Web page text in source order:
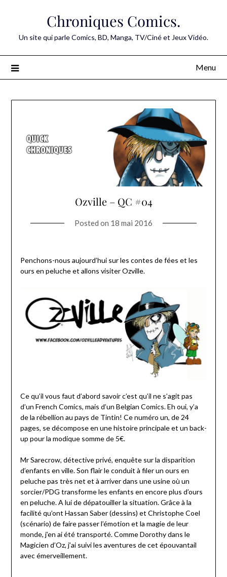
Chroniques Comics.
Un site qui parle Comics, BD, Manga, TV/Ciné et Jeux Vidéo.
Menu
Ozville – QC #04
Posted on 18 mai 2016
Penchons-nous aujourd’hui sur les contes de fées et les
ours en peluche et allons visiter Ozville.
Ce qu’il vous faut d’abord savoir c’est qu’il ne s’agit pas
d’un French Comics, mais d’un Belgian Comics. Eh oui, y’a
de la rébellion au pays de Tintin! Ce numéro un, de 24
pages, se décompose en une histoire principale et un back-
up pour la modique somme de 5€.
Mr Sarecrow, détective privé, enquête sur la disparition
d’enfants en ville. Son flair le conduit à filer un ours en
peluche pas très net et à arriver dans une usine où un
sorcier/PDG transforme les enfants en encore plus d’ours
en peluche. A lui de dépatouiller la situation. Grâce à la
facilité qu’ont Hassan Saber (dessins) et Christophe Coel
(scénario) de faire passer l’émotion et la magie de leur
monde, j’en ai été transporté. Comme Dorothy dans le
Magicien d’Oz, j’ai suivi les aventures de cet épouvantail
avec émerveillement.